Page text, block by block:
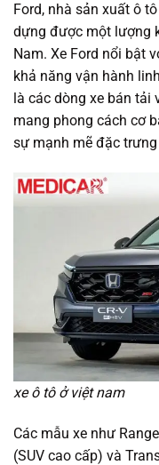
Ford, nhà sản xuất ô
dựng được một lượng
Nam. Xe Ford nổi bật
khả năng vận hành
là các dòng xe bán tải
mang phong cách cơ
sự mạnh mẽ đặc
xe ô tô ở việt nam
Các mẫu xe như
(SUV cao cấp) và